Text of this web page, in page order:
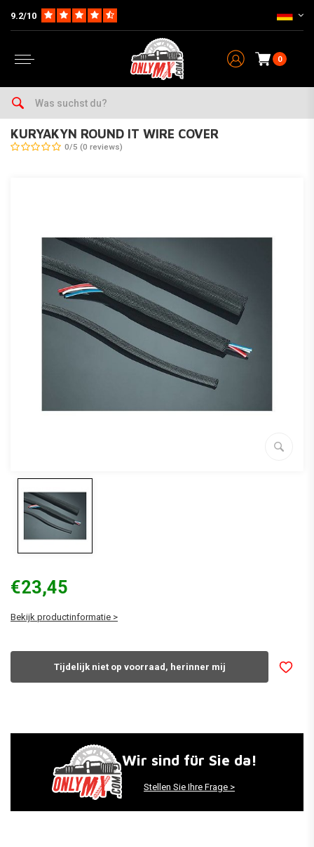
9.2/10
0
Home
KURYAKYN ROUND IT WIRE COVER
0/5 (0 reviews)
€23,45
Bekijk productinformatie >
Tijdelijk niet op voorraad, herinner mij
Wir sind für Sie da!
Stellen Sie Ihre Frage >